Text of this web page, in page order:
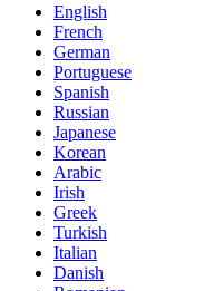
English
French
German
Portuguese
Spanish
Russian
Japanese
Korean
Arabic
Irish
Greek
Turkish
Italian
Danish